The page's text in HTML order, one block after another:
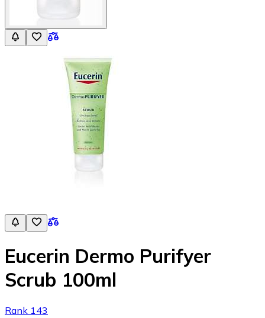
Eucerin Dermo Purifyer
Scrub 100ml
Rank 143